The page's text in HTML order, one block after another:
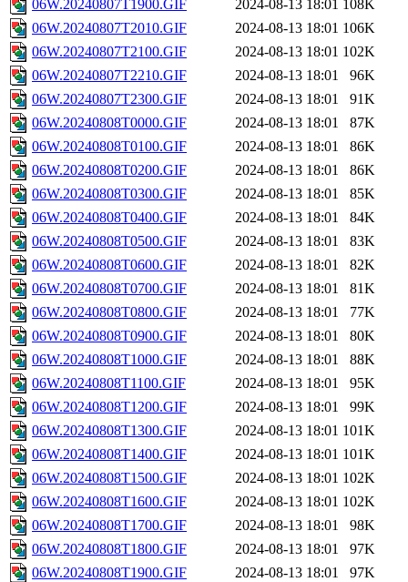
06W.20240807T1900.GIF
2024-08-13 18:01 108K
06W.20240807T2010.GIF
2024-08-13 18:01 106K
06W.20240807T2100.GIF
2024-08-13 18:01 102K
06W.20240807T2210.GIF
2024-08-13 18:01
96K
06W.20240807T2300.GIF
2024-08-13 18:01
91K
06W.20240808T0000.GIF
2024-08-13 18:01
87K
06W.20240808T0100.GIF
2024-08-13 18:01
86K
06W.20240808T0200.GIF
2024-08-13 18:01
86K
06W.20240808T0300.GIF
2024-08-13 18:01
85K
06W.20240808T0400.GIF
2024-08-13 18:01
84K
06W.20240808T0500.GIF
2024-08-13 18:01
83K
06W.20240808T0600.GIF
2024-08-13 18:01
82K
06W.20240808T0700.GIF
2024-08-13 18:01
81K
06W.20240808T0800.GIF
2024-08-13 18:01
77K
06W.20240808T0900.GIF
2024-08-13 18:01
80K
06W.20240808T1000.GIF
2024-08-13 18:01
88K
06W.20240808T1100.GIF
2024-08-13 18:01
95K
06W.20240808T1200.GIF
2024-08-13 18:01
99K
06W.20240808T1300.GIF
2024-08-13 18:01 101K
06W.20240808T1400.GIF
2024-08-13 18:01 101K
06W.20240808T1500.GIF
2024-08-13 18:01 102K
06W.20240808T1600.GIF
2024-08-13 18:01 102K
06W.20240808T1700.GIF
2024-08-13 18:01
98K
06W.20240808T1800.GIF
2024-08-13 18:01
97K
06W.20240808T1900.GIF
2024-08-13 18:01
97K